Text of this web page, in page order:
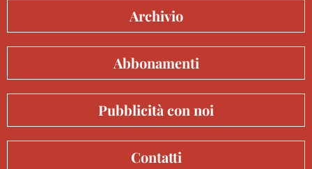
Archivio
Abbonamenti
Pubblicità con noi
Contatti